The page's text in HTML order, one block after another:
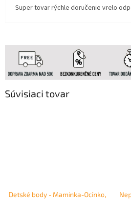
Súvisiaci tovar
Detské body - Maminka-Ocinko,
Super tovar rýchle doručenie vrelo